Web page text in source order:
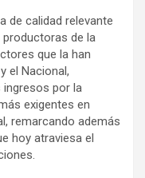
de calidad relevante
de la
que la han
el Nacional,
ingresos por la
exigentes en
remarcando además
hoy atraviesa el